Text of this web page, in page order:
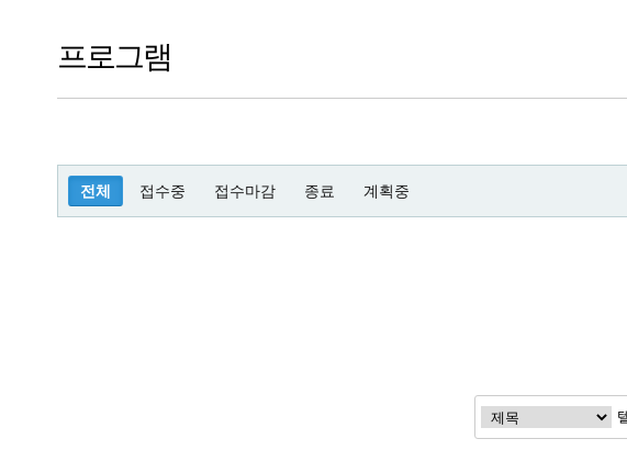
프로그램
전체 접수중 접수마감 종료 계획중